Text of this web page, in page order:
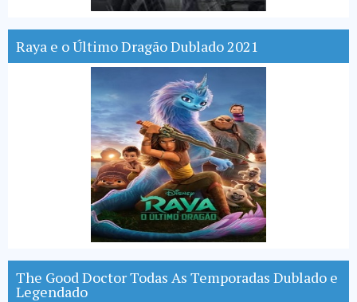
Raya e o Último Dragão Dublado 2021
The Good Doctor Todas As Temporadas Dublado e
Legendado